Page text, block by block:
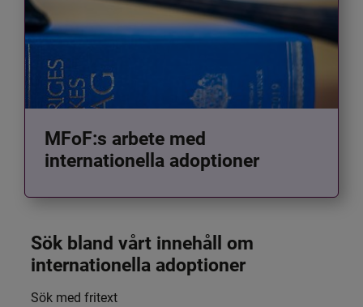
MFoF:s arbete med
internationella adoptioner
Sök bland vårt innehåll om
internationella adoptioner
Filtrera resultatet
Det här formuläret postas automatiskt
Sök med fritext